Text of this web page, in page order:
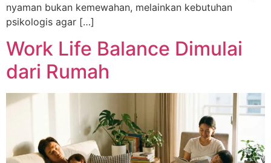
nyaman bukan kemewahan, melainkan kebutuhan
psikologis agar […]
Work Life Balance Dimulai
dari Rumah